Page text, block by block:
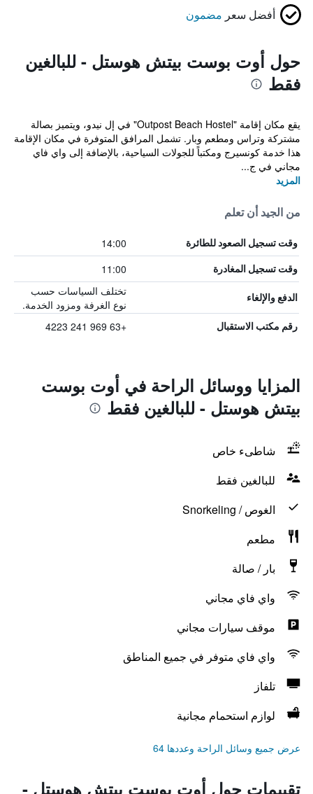
أفضل سعر مضمون
حول أوت بوست بيتش هوستل - للبالغين
فقط
يقع مكان إقامة "Outpost Beach Hostel" في إل نيدو، ويتميز بصالة
مشتركة وتراس ومطعم وبار. تشمل المرافق المتوفرة في مكان الإقامة
هذا خدمة كونسيرج ومكتباً للجولات السياحية، بالإضافة إلى واي فاي
مجاني في ج...
المزيد
من الجيد أن تعلم
وقت تسجيل الصعود للطائرة 14:00
وقت تسجيل المغادرة 11:00
الدفع والإلغاء
تختلف السياسات حسب
نوع الغرفة ومزود الخدمة.
رقم مكتب الاستقبال +63 969 241 4223
المزايا ووسائل الراحة في أوت بوست
بيتش هوستل - للبالغين فقط
شاطىء خاص
للبالغين فقط
الغوص / Snorkeling
مطعم
بار / صالة
واي فاي مجاني
موقف سيارات مجاني
واي فاي متوفر في جميع المناطق
تلفاز
لوازم استحمام مجانية
عرض جميع وسائل الراحة وعددها 64
تقييمات حول أوت بوست بيتش هوستل -